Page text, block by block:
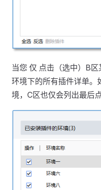
当您 仅 点击（选中）B
环境下的所有插件详单。
境，C区也仅会列出最后